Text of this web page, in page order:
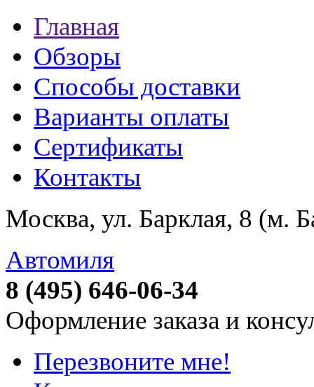
Главная
Обзоры
Способы доставки
Варианты оплаты
Сертификаты
Контакты
Москва, ул. Барклая, 8 (м.
Автомиля
8 (495) 646-06-34
Оформление заказа и
Перезвоните мне!